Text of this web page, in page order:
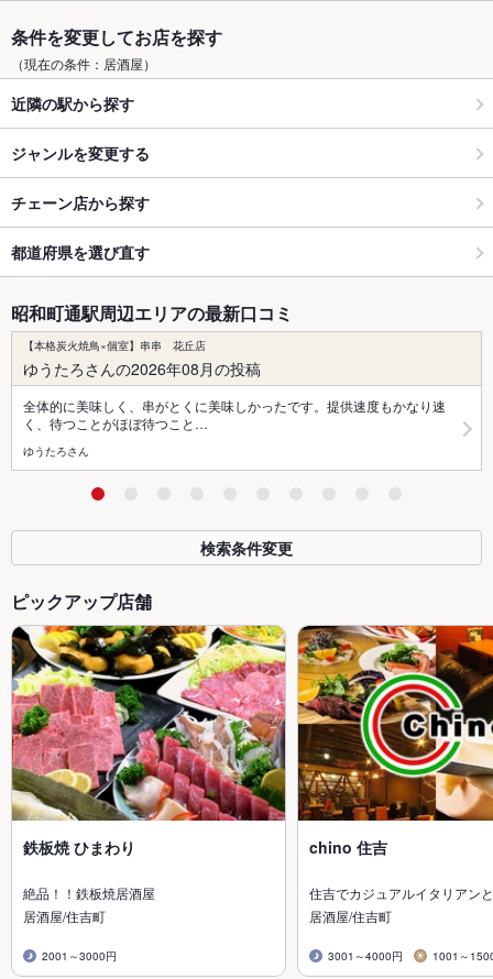
条件を変更してお店を探す
（現在の条件：居酒屋）
近隣の駅から探す
ジャンルを変更する
チェーン店から探す
都道府県を選び直す
昭和町通駅周辺エリアの最新口コミ
【本格炭火焼鳥×個室】串串 花丘店
ゆうたろさんの2026年08月の投稿
全体的に美味しく、串がとくに美味しかったです。提供速度もかなり速
く、待つことがほぼ待つこと…
ゆうたろさん
検索条件変更
ピックアップ店舗
鉄板焼 ひまわり
絶品！！鉄板焼居酒屋
居酒屋/住吉町
2001～3000円
chino 住吉
住吉でカジュアルイタリアン
居酒屋/住吉町
3001～4000円 1001～